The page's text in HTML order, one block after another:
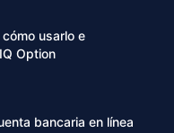
usarlo e
Option
bancaria en línea